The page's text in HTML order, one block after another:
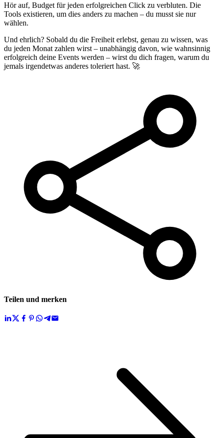
Hör auf, Budget für jeden erfolgreichen Click zu verbluten. Die
Tools existieren, um dies anders zu machen – du musst sie nur
wählen.
Und ehrlich? Sobald du die Freiheit erlebst, genau zu wissen, was
du jeden Monat zahlen wirst – unabhängig davon, wie wahnsinnig
erfolgreich deine Events werden – wirst du dich fragen, warum du
jemals irgendetwas anderes toleriert hast. 🚀
Teilen und merken